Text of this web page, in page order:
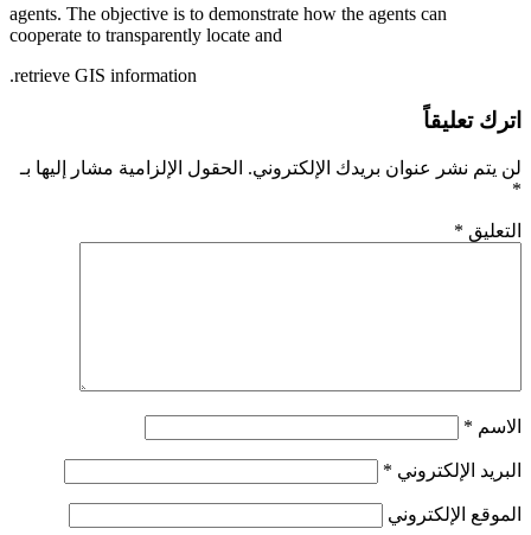
agents. The objective is to demonstrate how the agents can
cooperate to transparently locate and
retrieve GIS information.
اترك تعليقاً
لن يتم نشر عنوان بريدك الإلكتروني. الحقول الإلزامية مشار إليها بـ
*
التعليق *
الاسم *
البريد الإلكتروني *
الموقع الإلكتروني